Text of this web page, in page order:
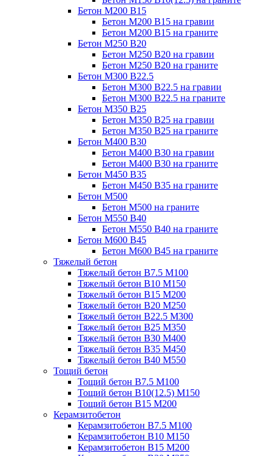
Бетон М200 В15
Бетон М200 В15 на гравии
Бетон М200 В15 на граните
Бетон М250 В20
Бетон М250 В20 на гравии
Бетон М250 В20 на граните
Бетон М300 В22.5
Бетон М300 В22.5 на гравии
Бетон М300 В22.5 на граните
Бетон М350 В25
Бетон М350 В25 на гравии
Бетон М350 В25 на граните
Бетон М400 В30
Бетон М400 В30 на гравии
Бетон М400 В30 на граните
Бетон М450 В35
Бетон М450 В35 на граните
Бетон М500
Бетон М500 на граните
Бетон М550 В40
Бетон М550 В40 на граните
Бетон М600 В45
Бетон М600 В45 на граните
Тяжелый бетон
Тяжелый бетон В7.5 М100
Тяжелый бетон В10 М150
Тяжелый бетон В15 М200
Тяжелый бетон В20 М250
Тяжелый бетон В22.5 М300
Тяжелый бетон В25 М350
Тяжелый бетон В30 М400
Тяжелый бетон В35 М450
Тяжелый бетон В40 М550
Тощий бетон
Тощий бетон В7.5 М100
Тощий бетон В10(12.5) М150
Тощий бетон В15 М200
Керамзитобетон
Керамзитобетон В7.5 М100
Керамзитобетон В10 М150
Керамзитобетон В15 М200